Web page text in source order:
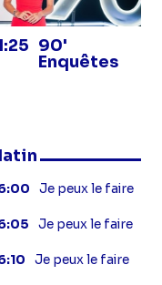
90'
Enquêtes
Je peux le faire
Je peux le faire
Je peux le faire